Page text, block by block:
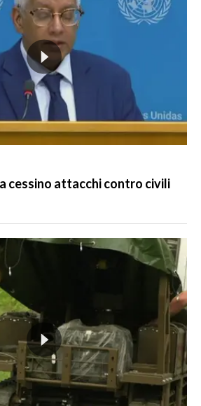
cessino attacchi contro civili